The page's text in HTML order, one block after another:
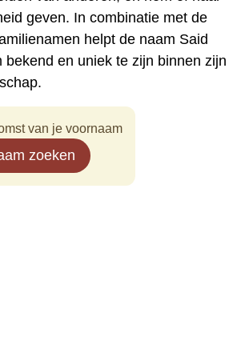
geven. In combinatie met de
helpt de naam Said
bekend en uniek te zijn binnen zijn
van je voornaam
zoeken